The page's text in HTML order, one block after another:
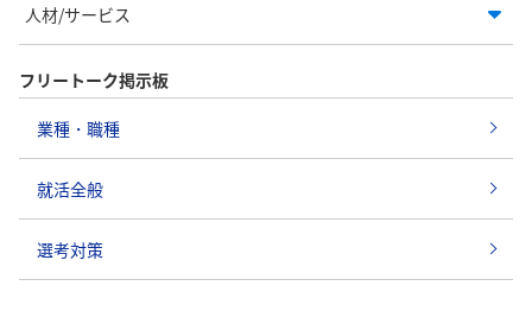
人材/サービス
フリートーク掲示板
業種・職種
就活全般
選考対策